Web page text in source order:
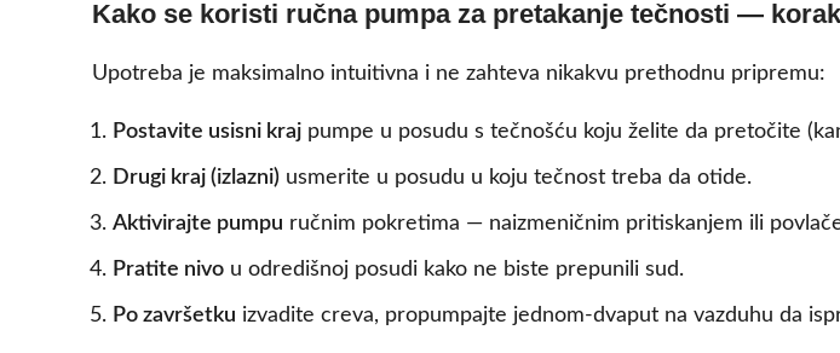
Kako se koristi ručna pumpa za pretakanje tečnosti —
Upotreba je maksimalno intuitivna i ne zahteva nikakvu prethodnu pripremu:
Postavite usisni kraj pumpe u posudu s tečnošću koju želite da pretočite
Drugi kraj (izlazni) usmerite u posudu u koju tečnost treba da otide.
Aktivirajte pumpu ručnim pokretima — naizmeničnim pritiskanjem ili
Pratite nivo u odredišnoj posudi kako ne biste prepunili sud.
Po završetku izvadite creva, propumpajte jednom-dvaput na vazduhu da